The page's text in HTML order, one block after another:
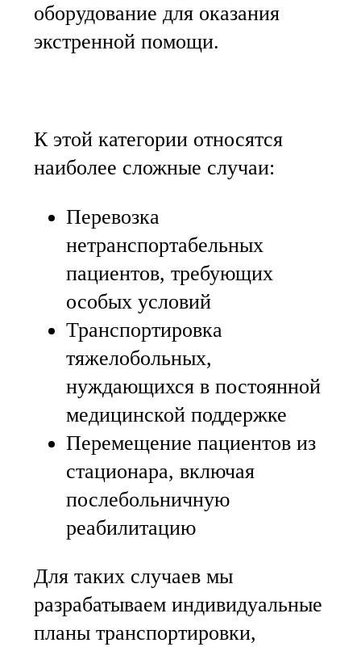
оборудование для оказания
экстренной помощи.
К этой категории относятся
наиболее сложные случаи:
Перевозка
нетранспортабельных
пациентов, требующих
особых условий
Транспортировка
тяжелобольных,
нуждающихся в постоянной
медицинской поддержке
Перемещение пациентов из
стационара, включая
послебольничную
реабилитацию
Для таких случаев мы
разрабатываем индивидуальные
планы транспортировки,